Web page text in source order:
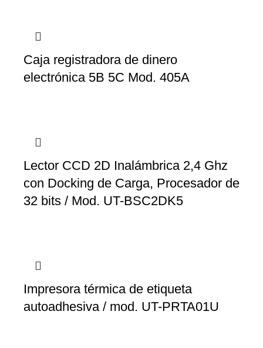
Caja registradora de dinero
electrónica 5B 5C Mod. 405A
Lector CCD 2D Inalámbrica 2,4 Ghz
con Docking de Carga, Procesador de
32 bits / Mod. UT-BSC2DK5
Impresora térmica de etiqueta
autoadhesiva / mod. UT-PRTA01U